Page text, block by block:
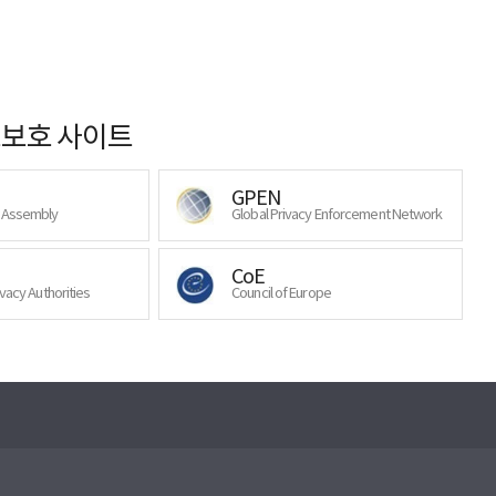
호 사이트
GPEN
Global Privacy Enforcement Network
Authorities
CoE
Council of Europe